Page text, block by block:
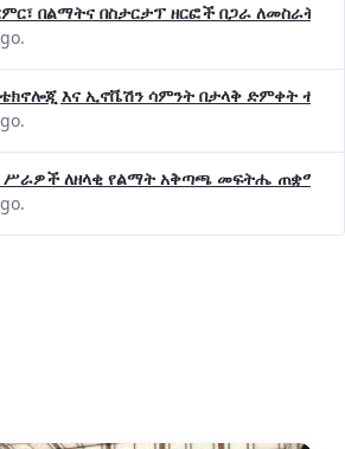
በልማትና በስታርታፕ ዘርፎች በጋራ ለመስራት
ቴክኖሎጂ እና ኢኖቬሽን ሳምንት በታላቅ ድምቀት
ሥራዎች ለዘላቂ የልማት አቅጣጫ መፍትሔ ጠቋሚ